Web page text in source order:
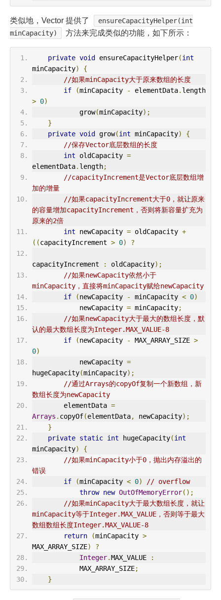
类似地，Vector 提供了
ensureCapacityHelper(int
minCapacity)
方法来完成类似的功能，如下所示：
private void ensureCapacityHelper(int
minCapacity)
{
//如果minCapacity大于原来数组的长度
if
(minCapacity - elementData.
> 0)
            grow
(minCapacity);
}
private void grow(int minCapacity)
{
//保存Vector底层数组的长度
int oldCapacity =
elementData. length;
//capacityIncrement是Vector底层数组增
加的增量
//如果capacityIncrement大于0，就让原来
的容量增加capacityIncrement，否则将新容量扩充为
原来的2倍
int newCapacity = oldCapacity +
((capacityIncrement > 0) ?
capacityIncrement : oldCapacity);
//如果newCapacity依然小于
minCapacity，直接将minCapacity赋给newCapacity
if
(newCapacity - minCapacity < 0)
            newCapacity
= minCapacity;
//如果newCapacity大于最大的数组长度，默
认的最大数组长度为Integer.MAX_VALUE-8
if
(newCapacity - MAX_ARRAY_SIZE >
0)
            newCapacity
=
hugeCapacity(minCapacity);
//通过Arrays的copyOf复制一个新数组，新
数组长度为newCapacity
        elementData
=
Arrays . copyOf(elementData, newCapacity);
}
private static int hugeCapacity(int
minCapacity)
{
//如果minCapacity小于0，抛出内存溢出的
错误
if
(minCapacity < 0)
// overflow
throw new OutOfMemoryError();
//如果minCapacity大于最大数组长度，就让
minCapacity等于Integer.MAX_VALUE，否则等于最大
数组数组长度Integer.MAX_VALUE-8
return
(minCapacity >
MAX_ARRAY_SIZE)
?
Integer.MAX_VALUE
:
            MAX_ARRAY_SIZE
;
}